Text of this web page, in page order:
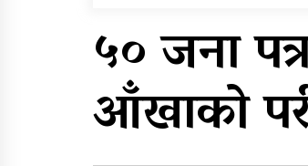
शुल्कदर
घरमाथि
बालकको
५० जना
आँखाको